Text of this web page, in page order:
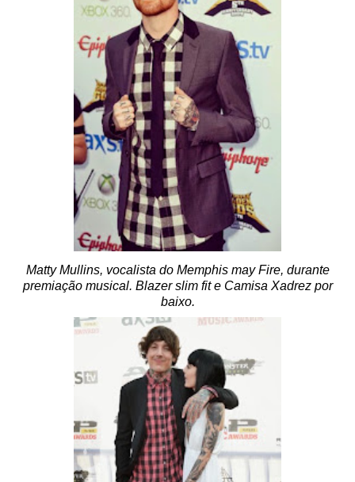
Matty Mullins, vocalista do Memphis may Fire, durante
premiação musical. Blazer slim fit e Camisa Xadrez por
baixo.